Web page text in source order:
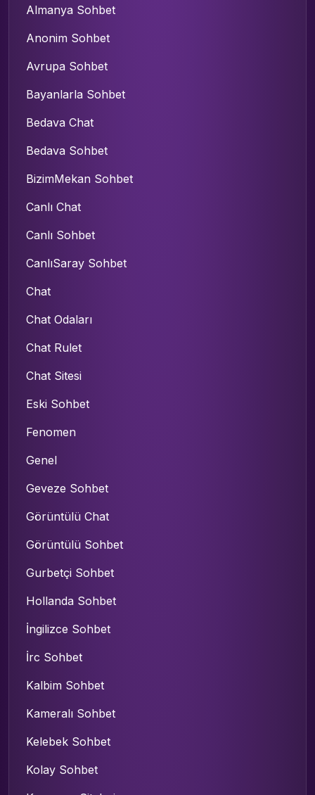
Almanya Sohbet
Anonim Sohbet
Avrupa Sohbet
Bayanlarla Sohbet
Bedava Chat
Bedava Sohbet
BizimMekan Sohbet
Canlı Chat
Canlı Sohbet
CanlıSaray Sohbet
Chat
Chat Odaları
Chat Rulet
Chat Sitesi
Eski Sohbet
Fenomen
Genel
Geveze Sohbet
Görüntülü Chat
Görüntülü Sohbet
Gurbetçi Sohbet
Hollanda Sohbet
İngilizce Sohbet
İrc Sohbet
Kalbim Sohbet
Kameralı Sohbet
Kelebek Sohbet
Kolay Sohbet